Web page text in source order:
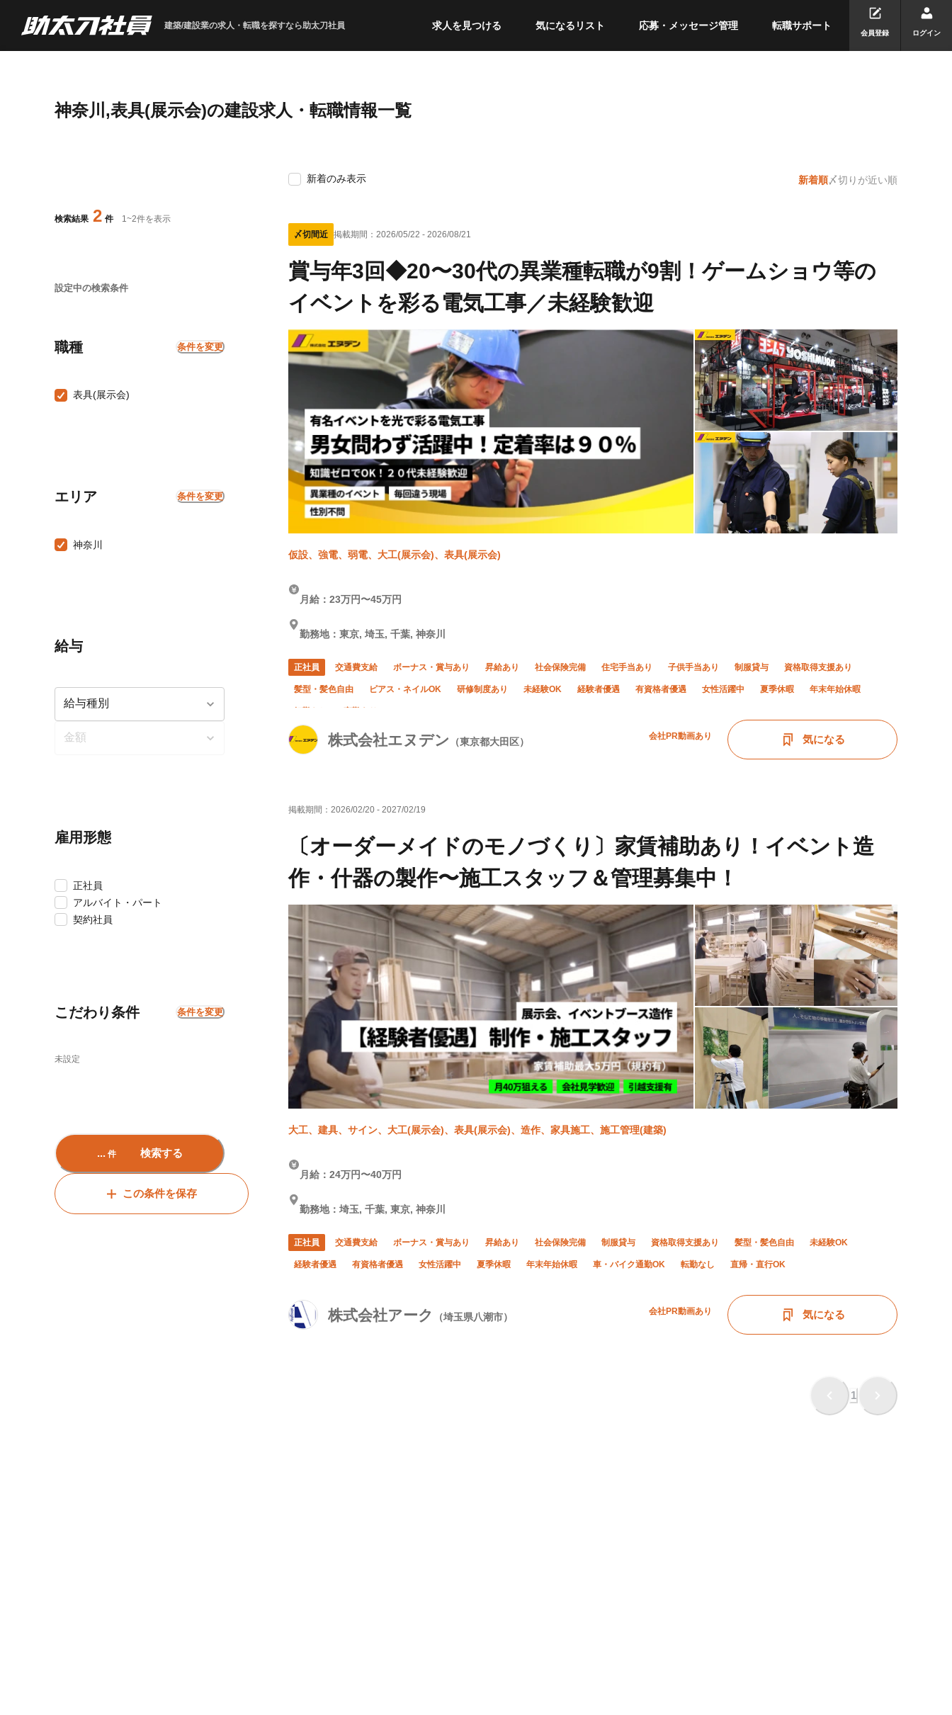
建築/建設業の求人・転職を探すなら助太刀社員 求人を見つける 気になるリスト 応募・メッセージ管理 転職サポート
会員登録 ログイン
神奈川,表具(展示会)の建設求人・転職情報一覧
検索結果 2 件 1~2件を表示
設定中の検索条件
職種 条件を変更
表具(展示会)
エリア 条件を変更
神奈川
給与
雇用形態
正社員
アルバイト・パート
契約社員
こだわり条件 条件を変更
未設定
... 件 検索する
この条件を保存
新着のみ表示 新着順〆切りが近い順
〆切間近 掲載期間： 2026/05/22 - 2026/08/21
仮設、強電、弱電、大工(展示会)、表具(展示会)
賞与年3回◆20〜30代の異業種転職が9割！ゲームショウ等の
イベントを彩る電気工事／未経験歓迎
株式会社エヌデン （東京都大田区） 会社PR動画あり
月給：23万円〜45万円
勤務地：東京, 埼玉, 千葉, 神奈川
正社員 交通費支給 ボーナス・賞与あり 昇給あり 社会保険完備 住宅手当あり 子供手当あり 制服貸与 資格取得支援あり
髪型・髪色自由 ピアス・ネイルOK 研修制度あり 未経験OK 経験者優遇 有資格者優遇 女性活躍中 夏季休暇 年末年始休暇
気になる
掲載期間： 2026/02/20 - 2027/02/19
大工、建具、サイン、大工(展示会)、表具(展示会)、造作、家具施工、施工管理(建築)
〔オーダーメイドのモノづくり〕家賃補助あり！イベント造
作・什器の製作〜施工スタッフ＆管理募集中！
株式会社アーク （埼玉県八潮市） 会社PR動画あり
月給：24万円〜40万円
勤務地：埼玉, 千葉, 東京, 神奈川
正社員 交通費支給 ボーナス・賞与あり 昇給あり 社会保険完備 制服貸与 資格取得支援あり 髪型・髪色自由 未経験OK
経験者優遇 有資格者優遇 女性活躍中 夏季休暇 年末年始休暇 車・バイク通勤OK 転勤なし 直帰・直行OK
気になる
1